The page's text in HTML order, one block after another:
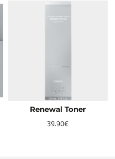
Renewal Toner
39.90€